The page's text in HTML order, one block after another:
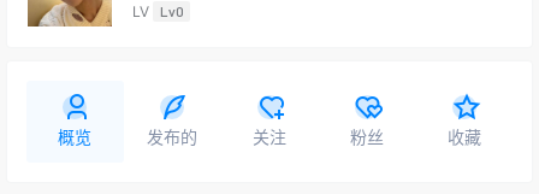
LV Lv0
概览 发布的 关注 粉丝 收藏